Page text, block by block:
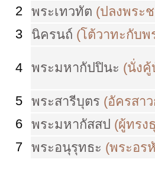
2
พระเทวทัต (ปลงพระ
3
นิครนถ์ (โต้วาทะกับพ
4 พระมหากัปปินะ (นั่งคู้
5 พระสารีบุตร (อัครสา
6
พระมหากัสสป (ผู้ทรง
7
พระอนุรุทธะ (พระอร